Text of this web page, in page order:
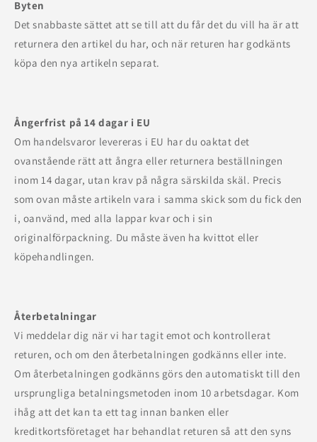
Byten
Det snabbaste sättet att se till att du får det du vill ha är att
returnera den artikel du har, och när returen har godkänts
köpa den nya artikeln separat.
Ångerfrist på 14 dagar i EU
Om handelsvaror levereras i EU har du oaktat det
ovanstående rätt att ångra eller returnera beställningen
inom 14 dagar, utan krav på några särskilda skäl. Precis
som ovan måste artikeln vara i samma skick som du fick den
i, oanvänd, med alla lappar kvar och i sin
originalförpackning. Du måste även ha kvittot eller
köpehandlingen.
Återbetalningar
Vi meddelar dig när vi har tagit emot och kontrollerat
returen, och om den återbetalningen godkänns eller inte.
Om återbetalningen godkänns görs den automatiskt till den
ursprungliga betalningsmetoden inom 10 arbetsdagar. Kom
ihåg att det kan ta ett tag innan banken eller
kreditkortsföretaget har behandlat returen så att den syns